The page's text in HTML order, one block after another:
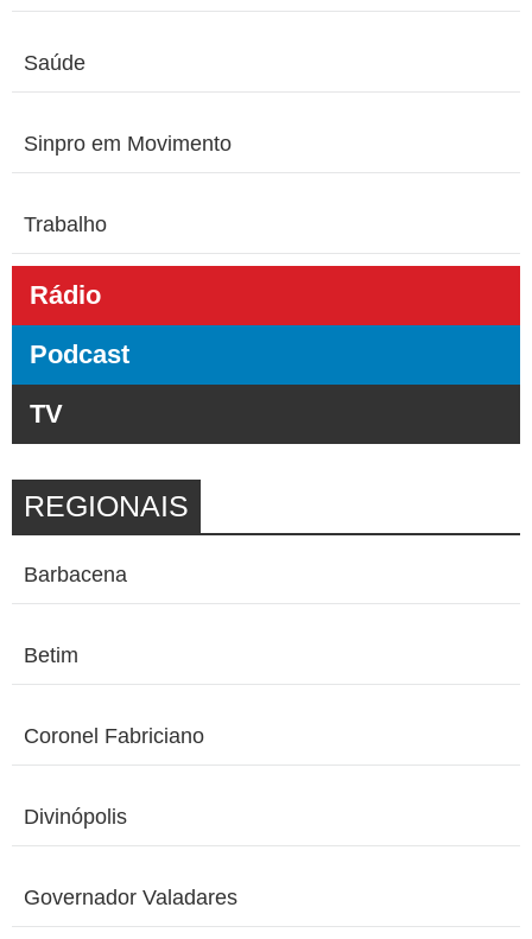
Saúde
Sinpro em Movimento
Trabalho
Rádio
Podcast
TV
REGIONAIS
Barbacena
Betim
Coronel Fabriciano
Divinópolis
Governador Valadares